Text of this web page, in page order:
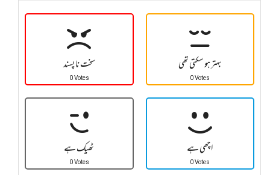
سخت نا پسند
0 Votes
بہتر ہو سکتی تھی
0 Votes
ٹھیک ہے
0 Votes
اچھی ہے
0 Votes